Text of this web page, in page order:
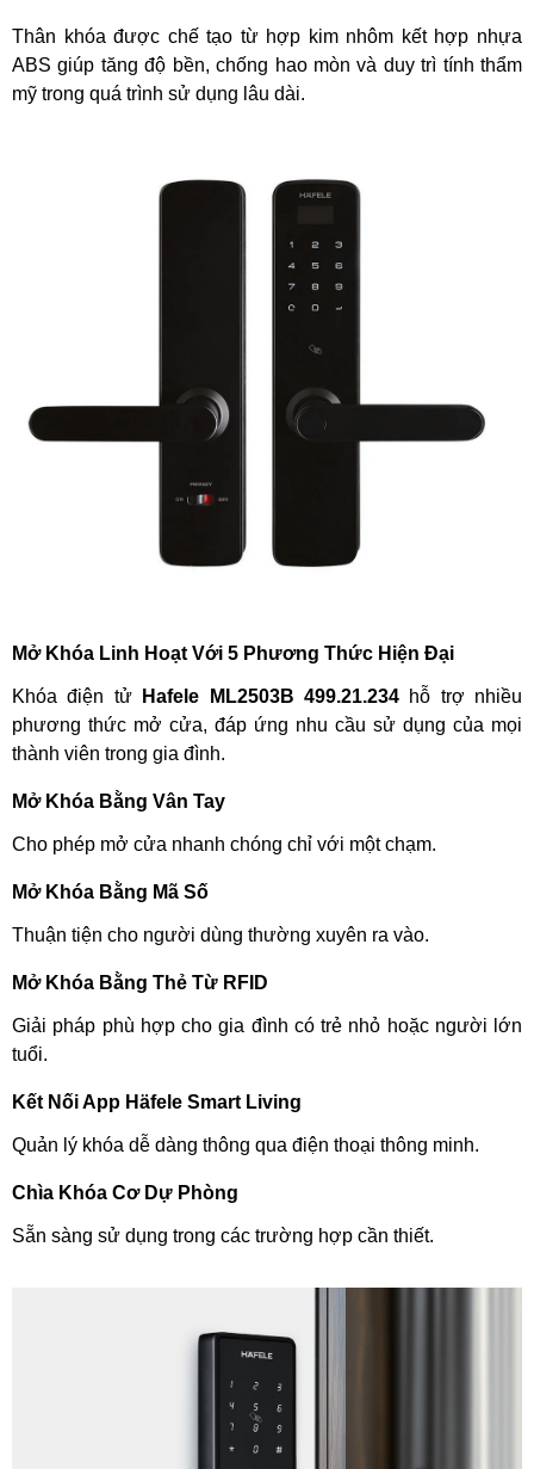
Thân khóa được chế tạo từ hợp kim nhôm kết hợp nhựa
ABS giúp tăng độ bền, chống hao mòn và duy trì tính thẩm
mỹ trong quá trình sử dụng lâu dài.
Mở Khóa Linh Hoạt Với 5 Phương Thức Hiện Đại
Khóa điện tử Hafele ML2503B 499.21.234hỗ trợ nhiều
phương thức mở cửa, đáp ứng nhu cầu sử dụng của mọi
thành viên trong gia đình.
Mở Khóa Bằng Vân Tay
Cho phép mở cửa nhanh chóng chỉ với một chạm.
Mở Khóa Bằng Mã Số
Thuận tiện cho người dùng thường xuyên ra vào.
Mở Khóa Bằng Thẻ Từ RFID
Giải pháp phù hợp cho gia đình có trẻ nhỏ hoặc người lớn
tuổi.
Kết Nối App Häfele Smart Living
Quản lý khóa dễ dàng thông qua điện thoại thông minh.
Chìa Khóa Cơ Dự Phòng
Sẵn sàng sử dụng trong các trường hợp cần thiết.